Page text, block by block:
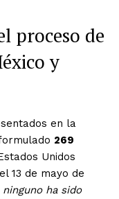
proceso de
y
en la
269
Unidos
13 de mayo de
ninguno ha sido